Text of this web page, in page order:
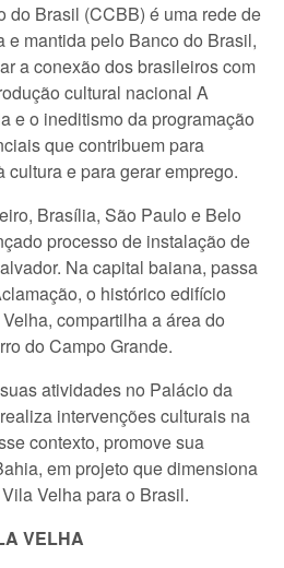
do Brasil (CCBB) é uma rede de
e mantida pelo Banco do Brasil,
a conexão dos brasileiros com
cultural nacional A
e o ineditismo da programação
que contribuem para
cultura e para gerar emprego.
Brasília, São Paulo e Belo
processo de instalação de
Na capital baiana, passa
o histórico edifício
compartilha a área do
do Campo Grande.
atividades no Palácio da
intervenções culturais na
contexto, promove sua
em projeto que dimensiona
Velha para o Brasil.
VELHA